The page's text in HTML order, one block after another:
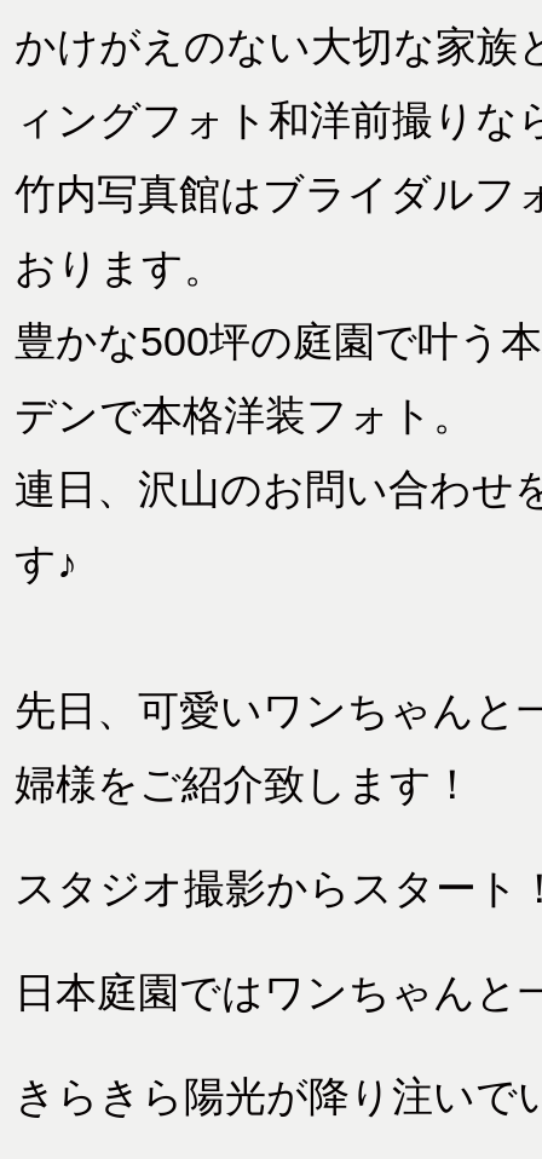
かけがえのない大切な家族
ィングフォト和洋前撮りな
竹内写真館はブライダルフ
おります。
豊かな500坪の庭園で叶う
デンで本格洋装フォト。
連日、沢山のお問い合わせ
す♪
先日、可愛いワンちゃんと
婦様をご紹介致します！
スタジオ撮影からスタート
日本庭園ではワンちゃんと
きらきら陽光が降り注いで